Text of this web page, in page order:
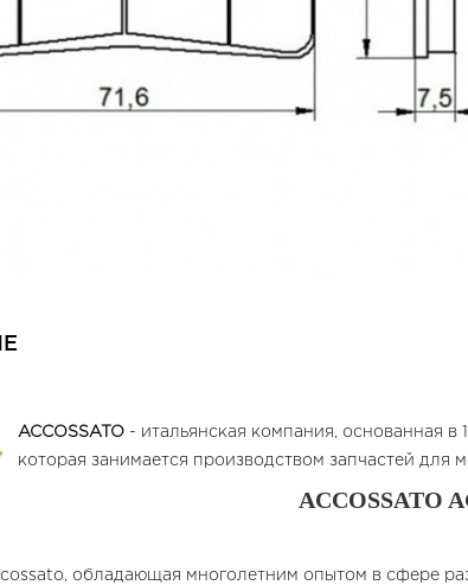
ACCOSSATO - итальянская компания, основанная
которая занимается производством запчастей
ACCOSSATO
обладающая многолетним опытом в сфере